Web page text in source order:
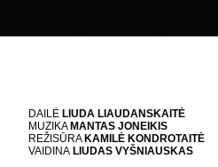
DAILĖ LIUDA LIAUDANSKAITĖ
MUZIKA MANTAS JONEIKIS
REŽISŪRA KAMILĖ KONDROTAITĖ
VAIDINA LIUDAS VYŠNIAUSKAS